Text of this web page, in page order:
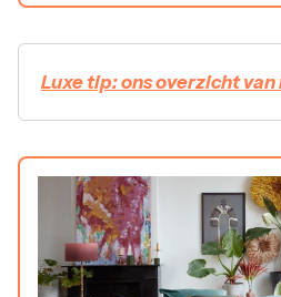
Luxe tip: ons overzicht